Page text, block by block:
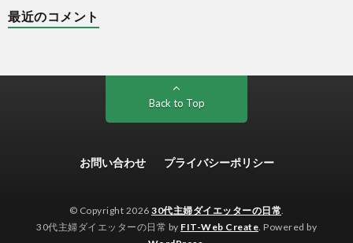
最近のコメント
Back to Top
お問い合わせ プライバシーポリシー
© Copyright 2026 30代主婦ダイエッターの日常.
30代主婦ダイエッターの日常 by FIT-Web Create. Powered by